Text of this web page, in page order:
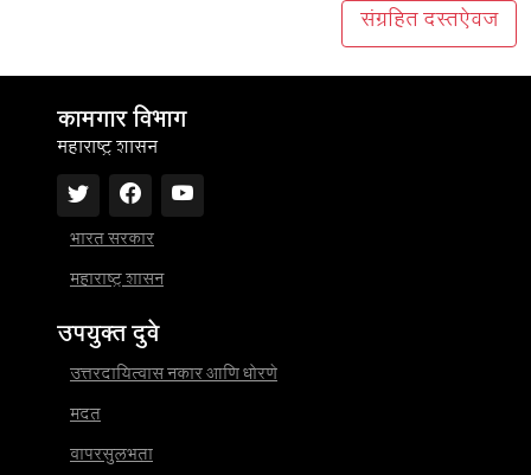
संग्रहित दस्तऐवज
कामगार विभाग
महाराष्ट्र शासन
भारत सरकार
महाराष्ट्र शासन
उपयुक्त दुवे
उत्तरदायित्वास नकार आणि धोरणे
मदत
वापरसुलभता